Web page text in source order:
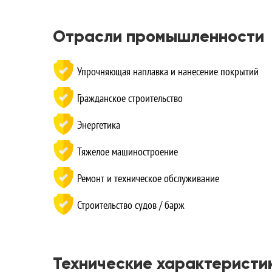
Отрасли промышленности
Упрочняющая наплавка и нанесение покрытий
Гражданское строительство
Энергетика
Тяжелое машиностроение
Ремонт и техническое обслуживание
Строительство судов / барж
Технические